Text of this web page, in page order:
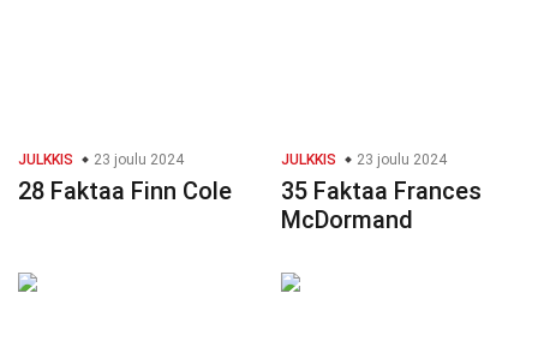
JULKKIS 23 joulu 2024
28 Faktaa Finn Cole
JULKKIS 23 joulu 2024
35 Faktaa Frances
McDormand